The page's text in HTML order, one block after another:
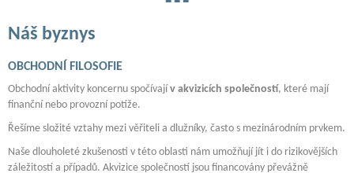
Náš byznys
OBCHODNÍ FILOSOFIE
Obchodní aktivity koncernu spočívají v akvizicích společností, které mají
finanční nebo provozní potíže.
Řešíme složité vztahy mezi věřiteli a dlužníky, často s mezinárodním prvkem.
Naše dlouholeté zkušenosti v této oblasti nám umožňují jít i do rizikovějších
záležitostí a případů. Akvizice společností jsou financovány převážně